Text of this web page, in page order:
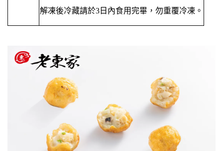
解凍後冷藏請於3日內食用完畢，勿重覆冷凍。